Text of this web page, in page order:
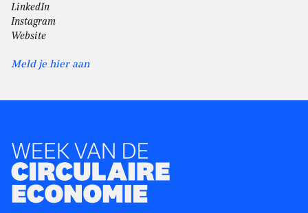
LinkedIn
Instagram
Website
Meld je hier aan